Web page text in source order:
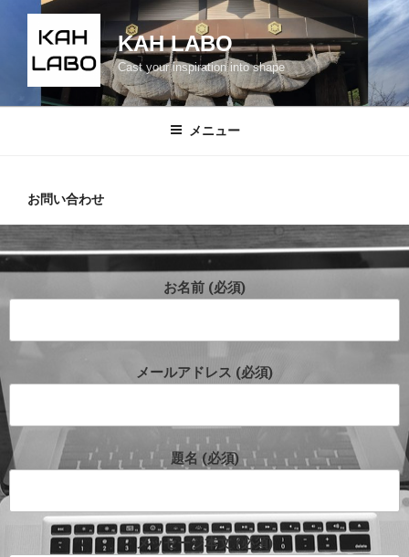
KAH LABO
Cast your inspiration into shape
メニュー
お問い合わせ
お名前 (必須)
メールアドレス (必須)
題名 (必須)
メッセージ本文 (必須)